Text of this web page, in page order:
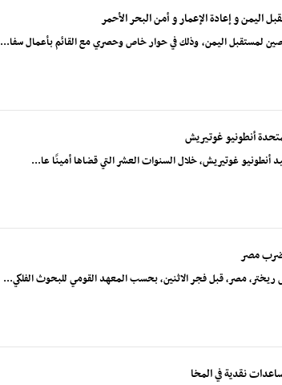
و إعادة الإعمار و أمن البحر الأحمر
لمستقبل اليمن، وذلك في حوار خاص وحصري مع القائم بأعمال سفا...
أنطونيو غوتيريش
أنطونيو غوتيريش، خلال السنوات العشر التي قضاها أمينًا عا...
نقدية في المخا